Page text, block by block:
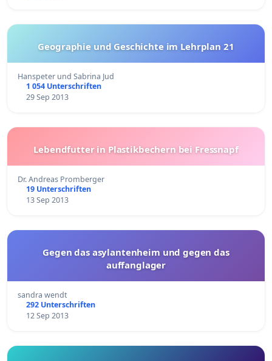
Geographie und Geschichte im Lehrplan 21
Hanspeter und Sabrina Jud
1 054 Unterschriften
29 Sep 2013
Lebendfutter in Plastikbechern bei Fressnapf
Dr. Andreas Promberger
19 Unterschriften
13 Sep 2013
Gegen das asylantenheim und gegen das
auffanglager
sandra wendt
292 Unterschriften
12 Sep 2013